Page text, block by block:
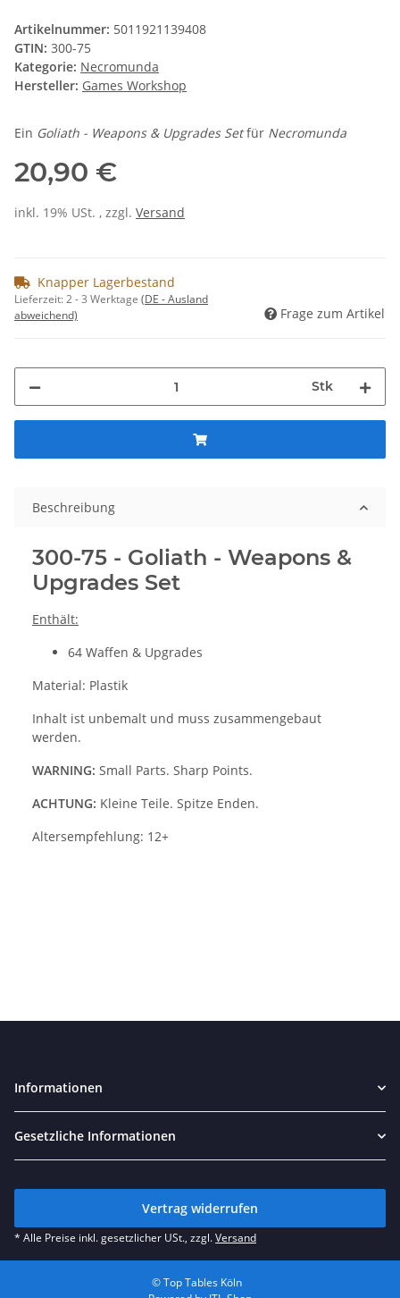
Artikelnummer: 5011921139408
GTIN: 300-75
Kategorie: Necromunda
Hersteller: Games Workshop
Ein Goliath - Weapons & Upgrades Setfür Necromunda
20,90 €
inkl. 19% USt. , zzgl. Versand
Knapper Lagerbestand
Lieferzeit:2 - 3 Werktage (DE - Ausland
abweichend)
Frage zum Artikel
Stk
Beschreibung
300-75 - Goliath - Weapons &
Upgrades Set
Enthält:
64 Waffen & Upgrades
Material: Plastik
Inhalt ist unbemalt und muss zusammengebaut
werden.
WARNING: Small Parts. Sharp Points.
ACHTUNG: Kleine Teile. Spitze Enden.
Altersempfehlung: 12+
Informationen
Gesetzliche Informationen
Vertrag widerrufen
* Alle Preise inkl. gesetzlicher USt., zzgl.Versand
© Top Tables Köln